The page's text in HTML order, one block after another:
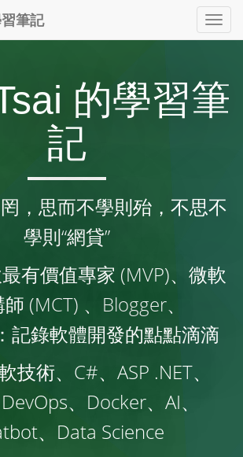
筆記
的學習筆
記
，思而不學則殆，不思不
學則“網貸”
有價值專家 (MVP)、微軟
(MCT) 、Blogger、
記錄軟體開發的點點滴滴
技術、C#、ASP .NET、
、Docker、AI、
、Data Science